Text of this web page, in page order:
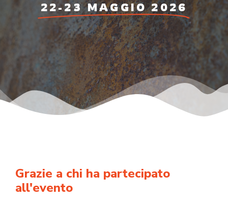
22-23 MAGGIO 2026
Grazie a chi ha partecipato
all'evento